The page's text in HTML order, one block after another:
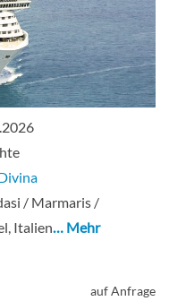
/ Marmaris /
Italien… Mehr
auf Anfrage